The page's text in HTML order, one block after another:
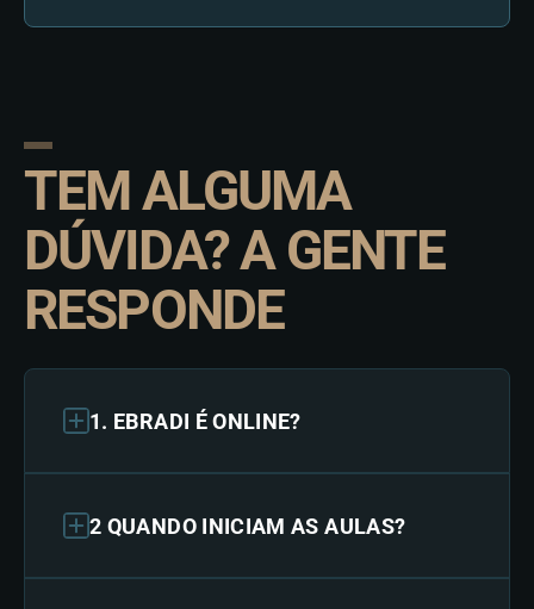
TEM ALGUMA
DÚVIDA? A GENTE
RESPONDE
1. EBRADI É ONLINE?
2 QUANDO INICIAM AS AULAS?